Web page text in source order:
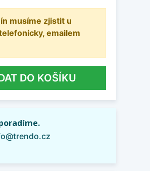
musíme zjistit u
emailem
DO KOŠÍKU